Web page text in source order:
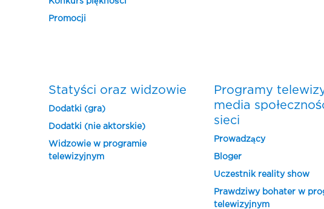
Promocji
Statyści oraz widzowie
Dodatki (gra)
Dodatki (nie aktorskie)
Widzowie w programie
telewizyjnym
Programy
media
sieci
Prowadzący
Bloger
Uczestnik reality show
Prawdziwy bohater w
telewizyjnym